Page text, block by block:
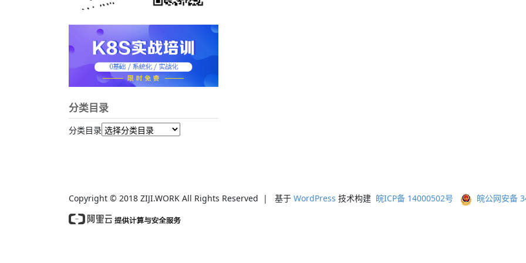
分类目录
分类目录
Copyright © 2018 ZIJI.WORK All Rights Reserved | 基于 WordPress 技术构建 皖ICP备 14000502号 皖公网安备